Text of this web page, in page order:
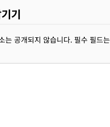
기
는 공개되지 않습니다. 필수 필드는